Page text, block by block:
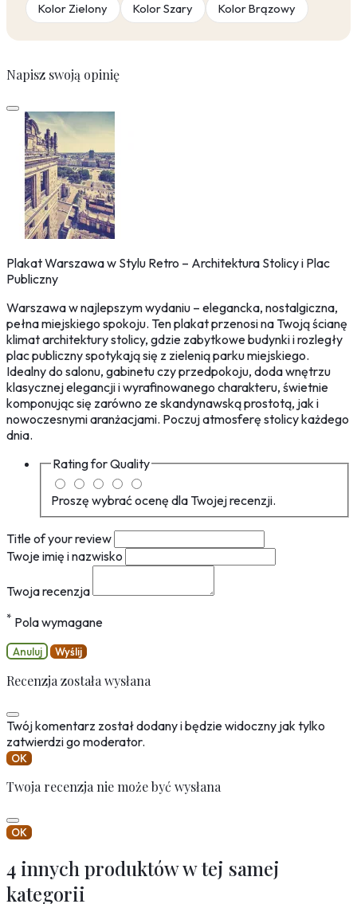
Kolor Zielony Kolor Szary Kolor Brązowy
Napisz swoją opinię
Plakat Warszawa w Stylu Retro – Architektura Stolicy i Plac
Publiczny
Warszawa w najlepszym wydaniu – elegancka, nostalgiczna,
pełna miejskiego spokoju. Ten plakat przenosi na Twoją ścianę
klimat architektury stolicy, gdzie zabytkowe budynki i rozległy
plac publiczny spotykają się z zielenią parku miejskiego.
Idealny do salonu, gabinetu czy przedpokoju, doda wnętrzu
klasycznej elegancji i wyrafinowanego charakteru, świetnie
komponując się zarówno ze skandynawską prostotą, jak i
nowoczesnymi aranżacjami. Poczuj atmosferę stolicy każdego
dnia.
Rating forQuality
Proszę wybrać ocenę dla Twojej recenzji.
Title of your review
Twoje imię i nazwisko
Twoja recenzja
* Pola wymagane
Anuluj Wyślij
Recenzja została wysłana
Twój komentarz został dodany i będzie widoczny jak tylko
zatwierdzi go moderator.
OK
Twoja recenzja nie może być wysłana
OK
4 innych produktów w tej samej
kategorii